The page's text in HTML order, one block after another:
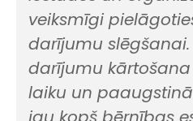
veiksmīgi
darījumu
darījumu
laiku un